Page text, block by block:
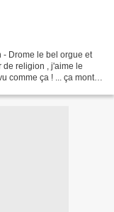
- Drome le bel orgue et
de religion , j'aime le
comme ça ! ... ça monte